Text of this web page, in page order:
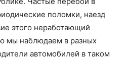
поломки, наезд
этого неработающий
мы наблюдаем в разных
автомобилей в таком